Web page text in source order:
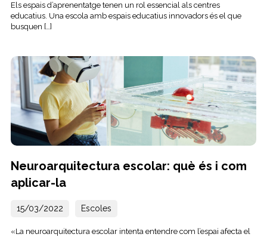
Els espais d’aprenentatge tenen un rol essencial als centres
educatius. Una escola amb espais educatius innovadors és el que
busquen […]
Neuroarquitectura escolar: què és i com
aplicar-la
15/03/2022 Escoles
«La neuroarquitectura escolar intenta entendre com l’espai afecta el